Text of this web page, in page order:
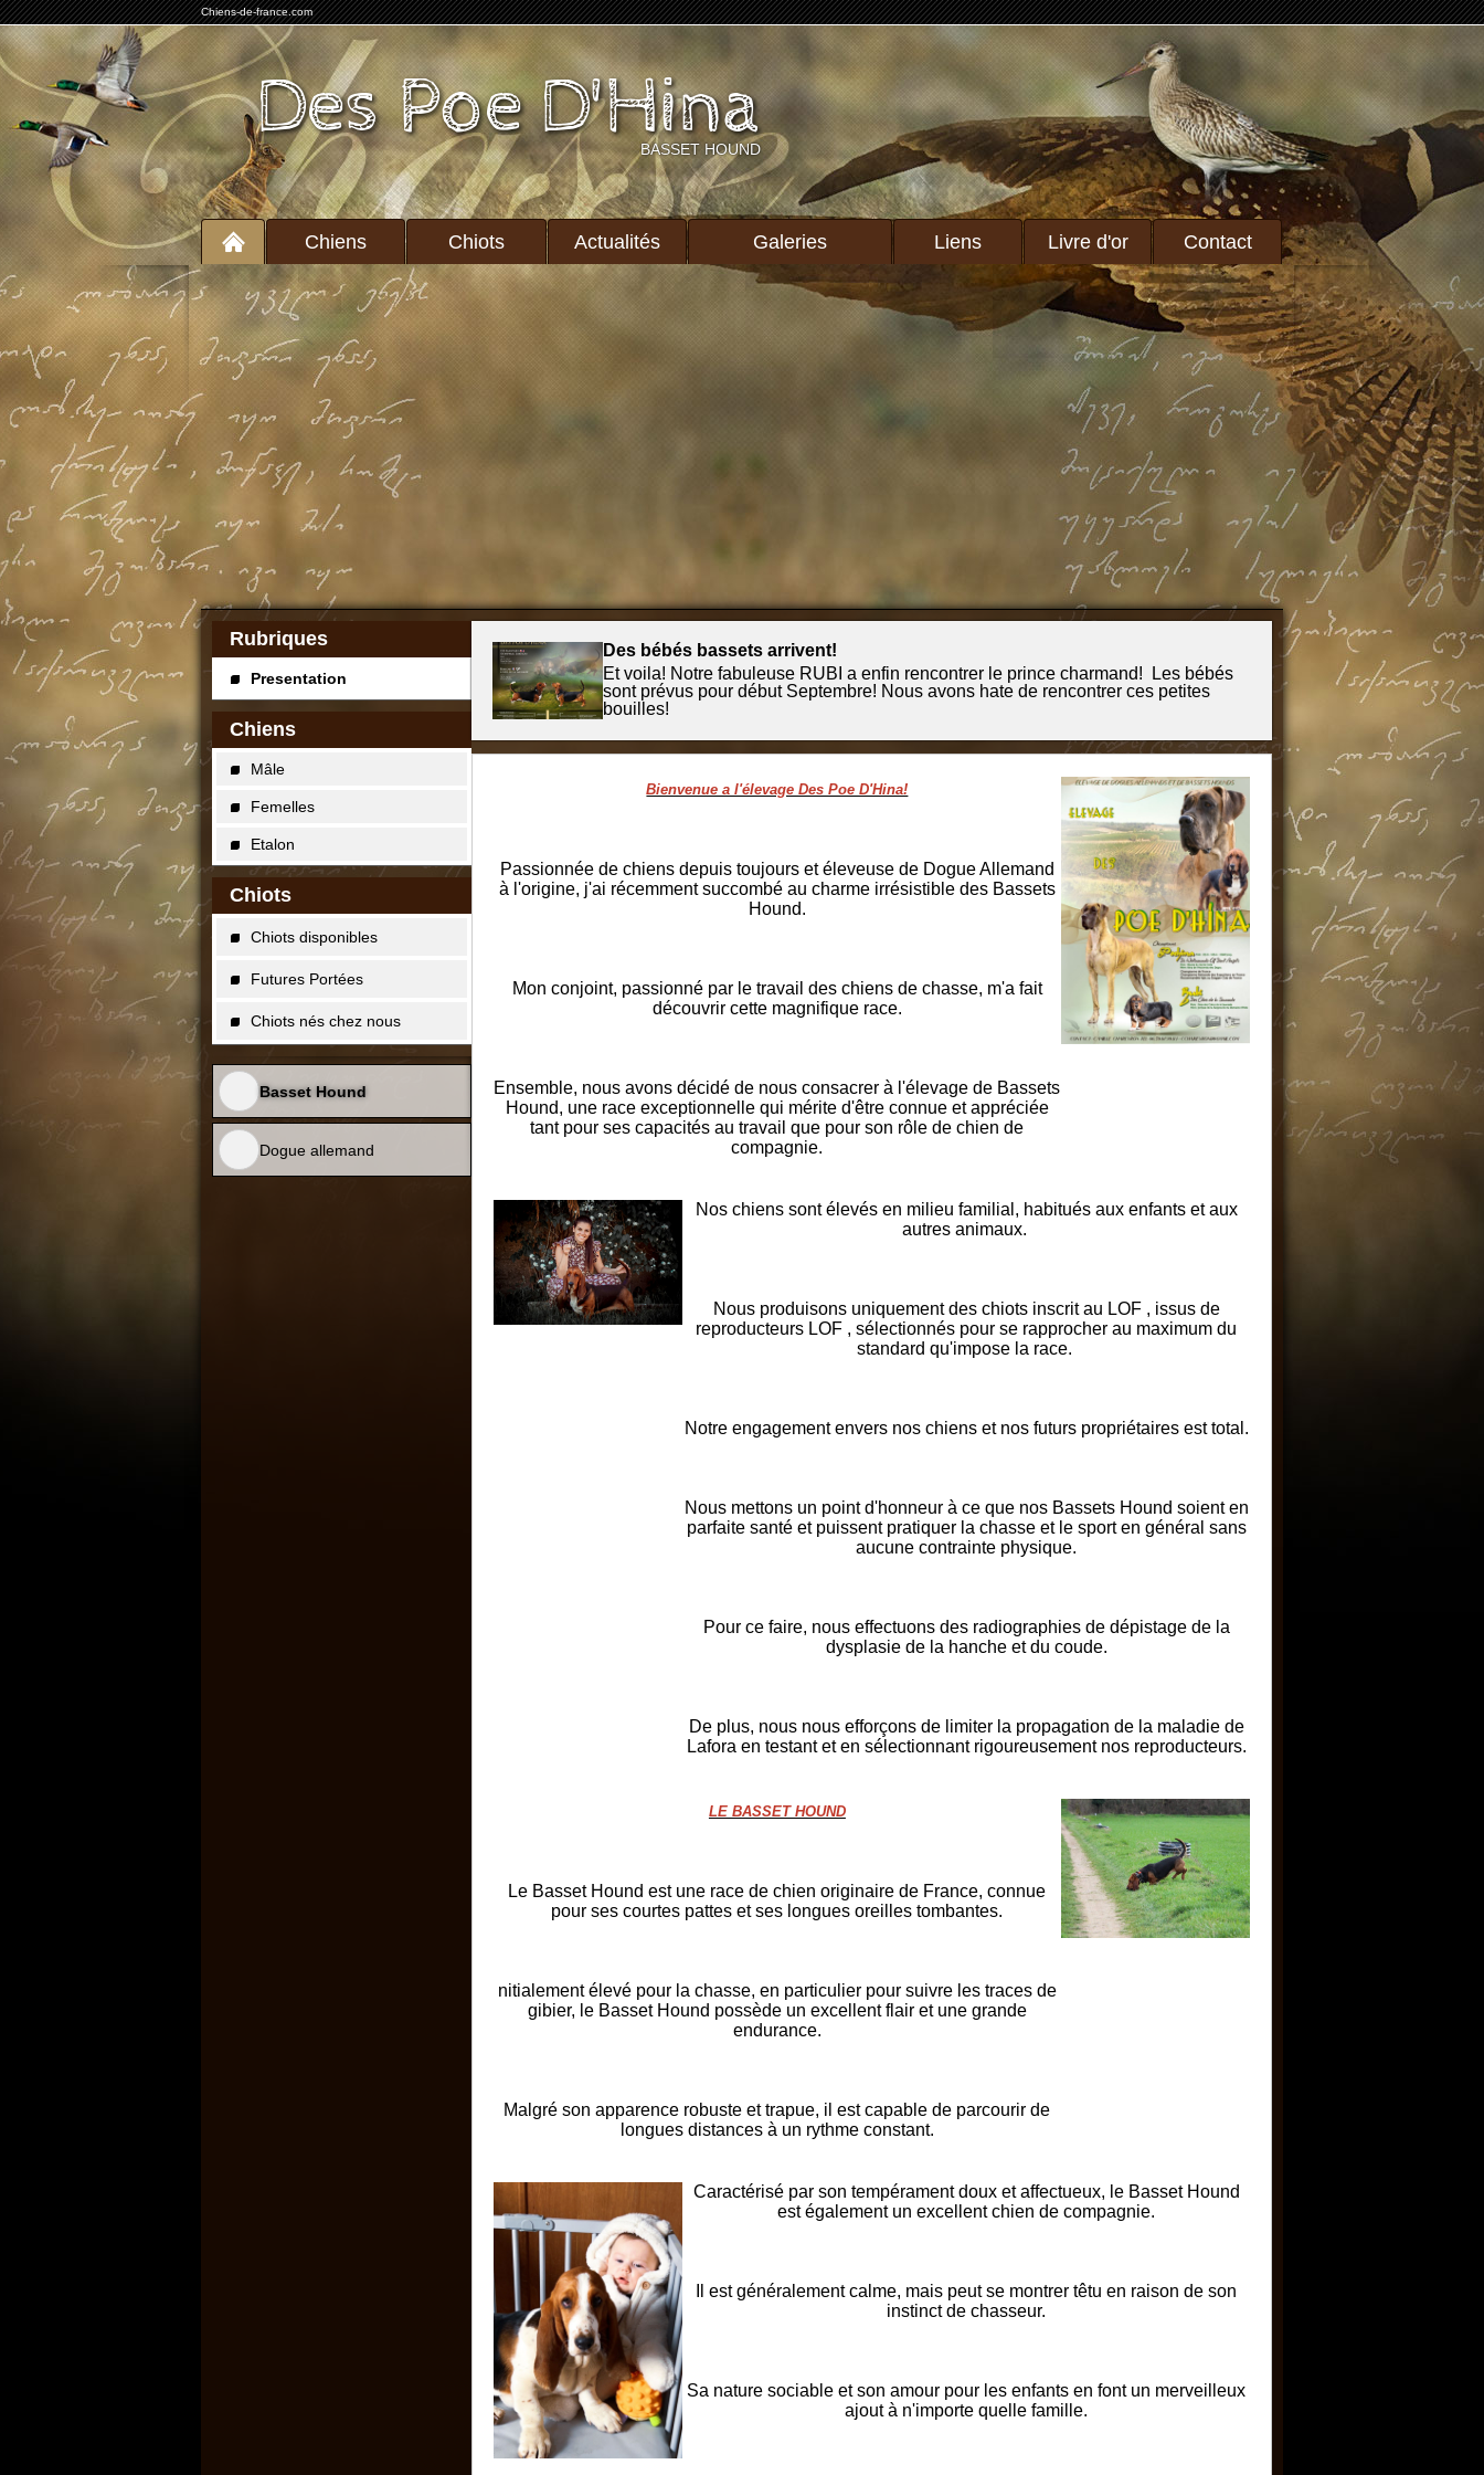
Chiens-de-france.com
Des Poe D'Hina
BASSET HOUND
Chiens Chiots Actualités Galeries Liens Livre d'or Contact
Rubriques
Presentation
Chiens
Mâle
Femelles
Etalon
Chiots
Chiots disponibles
Futures Portées
Chiots nés chez nous
Basset Hound
Dogue allemand
Des bébés bassets arrivent!
Et voila! Notre fabuleuse RUBI a enfin rencontrer le prince charmand! Les bébés
sont prévus pour début Septembre! Nous avons hate de rencontrer ces petites
bouilles!
Bienvenue a l'élevage Des Poe D'Hina!
Passionnée de chiens depuis toujours et éleveuse de Dogue Allemand
à l'origine, j'ai récemment succombé au charme irrésistible des Bassets
Hound.
Mon conjoint, passionné par le travail des chiens de chasse, m'a fait
découvrir cette magnifique race.
Ensemble, nous avons décidé de nous consacrer à l'élevage de Bassets
Hound, une race exceptionnelle qui mérite d'être connue et appréciée
tant pour ses capacités au travail que pour son rôle de chien de
compagnie.
Nos chiens sont élevés en milieu familial, habitués aux enfants et aux
autres animaux.
Nous produisons uniquement des chiots inscrit au LOF , issus de
reproducteurs LOF , sélectionnés pour se rapprocher au maximum du
standard qu'impose la race.
Notre engagement envers nos chiens et nos futurs propriétaires est total.
Nous mettons un point d'honneur à ce que nos Bassets Hound soient en
parfaite santé et puissent pratiquer la chasse et le sport en général sans
aucune contrainte physique.
Pour ce faire, nous effectuons des radiographies de dépistage de la
dysplasie de la hanche et du coude.
De plus, nous nous efforçons de limiter la propagation de la maladie de
Lafora en testant et en sélectionnant rigoureusement nos reproducteurs.
LE BASSET HOUND
Le Basset Hound est une race de chien originaire de France, connue
pour ses courtes pattes et ses longues oreilles tombantes.
nitialement élevé pour la chasse, en particulier pour suivre les traces de
gibier, le Basset Hound possède un excellent flair et une grande
endurance.
Malgré son apparence robuste et trapue, il est capable de parcourir de
longues distances à un rythme constant.
Caractérisé par son tempérament doux et affectueux, le Basset Hound
est également un excellent chien de compagnie.
Il est généralement calme, mais peut se montrer têtu en raison de son
instinct de chasseur.
Sa nature sociable et son amour pour les enfants en font un merveilleux
ajout à n'importe quelle famille.